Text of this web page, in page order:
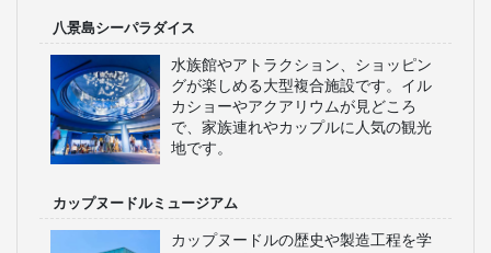
八景島シーパラダイス
水族館やアトラクション、ショッピン
グが楽しめる大型複合施設です。イル
カショーやアクアリウムが見どころ
で、家族連れやカップルに人気の観光
地です。
カップヌードルミュージアム
カップヌードルの歴史や製造工程を学